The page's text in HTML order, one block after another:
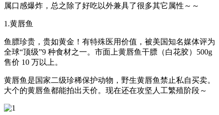
属口感爆炸，总之除了好吃以外兼具了很多其它属性～～
1.黄唇鱼
鱼膘珍贵，贵如黄金！有特殊医用价值，被美国知名媒体评为
全球“顶级”9 种食材之一。市面上黄唇鱼干膘（白花胶）500g
售价 10 万以上。
黄唇鱼是国家二级珍稀保护动物，野生黄唇鱼禁止私自买卖。
大个的黄唇鱼都能拍出天价。现在还在攻坚人工繁殖阶段～